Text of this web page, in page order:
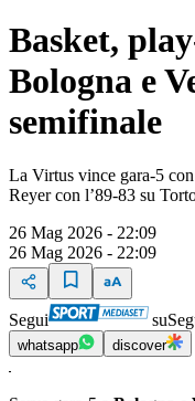
Basket,
Bologna e
semifinale
La Virtus vince gara-5
Reyer con l’89-83 su
26 Mag 2026 - 22:09
26 Mag 2026 - 22:09
Segui su
whatsapp discover